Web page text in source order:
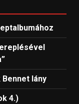
Bennet lány
4.)